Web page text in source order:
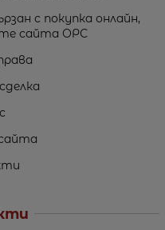
с покупка онлайн,
сайта ОРС